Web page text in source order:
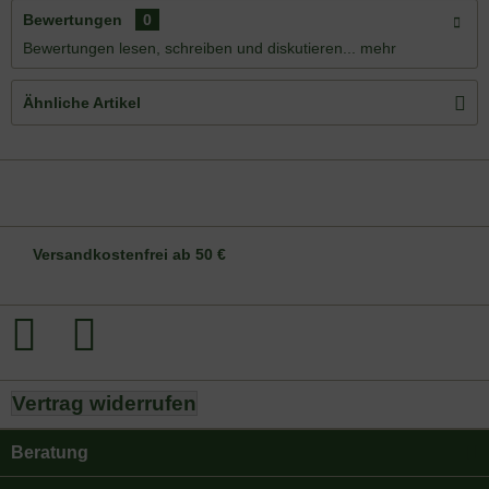
Bewertungen
0
Bewertungen lesen, schreiben und diskutieren...
mehr
Ähnliche Artikel
Versandkostenfrei ab 50 €
Vertrag widerrufen
Beratung